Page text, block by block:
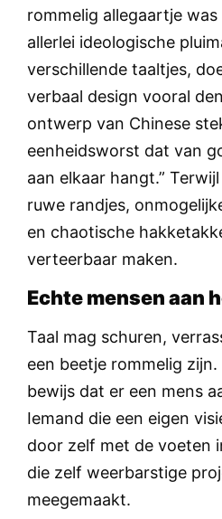
rommelig allegaartje
allerlei ideologische
verschillende taaltjes,
verbaal design vooral
ontwerp van Chinese
eenheidsworst dat van
aan elkaar hangt.”
ruwe randjes,
en chaotische
verteerbaar maken.
Echte mensen aan
Taal mag schuren,
een beetje rommelig
bewijs dat er een mens
Iemand die een eigen
door zelf met de voeten
die zelf weerbarstige
meegemaakt.